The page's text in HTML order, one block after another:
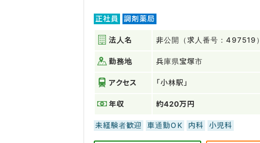
正社員 調剤薬局
法人名 非公開（求人番号：497519）
勤務地 兵庫県宝塚市
アクセス 「小林駅」
年収 約420万円
未経験者歓迎 車通勤OK 内科 小児科